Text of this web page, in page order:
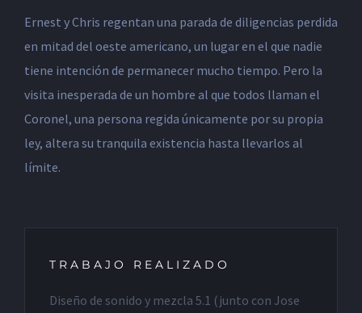
Ernest y Chris regentan una parada de diligencias perdida
en mitad del oeste americano, un lugar en el que nadie
tiene intención de permanecer mucho tiempo. Pero la
visita inesperada de un hombre al que todos llaman el
Coronel, una persona regida únicamente por su propia
ley, altera su tranquila existencia hasta llevarlos al
límite.
TRABAJO REALIZADO
Diseño de sonido y mezcla 5.1 (junto con Jose